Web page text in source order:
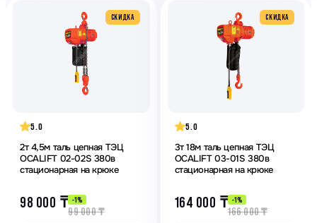
CКИДКА
5.0
2т 4,5м таль цепная ТЭЦ
OCALIFT 02-02S 380в
стационарная на крюке
98 000 ₸ -1%
99 000₸
CКИДКА
5.0
3т 18м таль цепная ТЭЦ
OCALIFT 03-01S 380в
стационарная на крюке
164 000 ₸ -1%
166 000₸